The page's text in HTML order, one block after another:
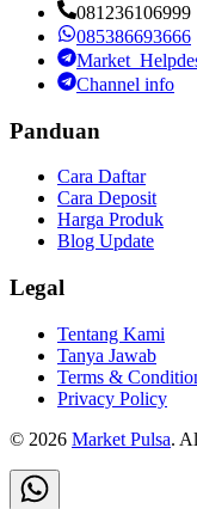
081236106999
085386693666
Channel info
Panduan
Cara Daftar
Cara Deposit
Harga Produk
Blog Update
Legal
Tentang Kami
Tanya Jawab
Terms &
Privacy Policy
© 2026 Market Pulsa.